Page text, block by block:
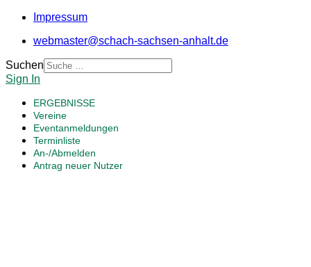
Impressum
webmaster@schach-sachsen-anhalt.de
Suchen
Sign In
ERGEBNISSE
Vereine
Eventanmeldungen
Terminliste
An-/Abmelden
Antrag neuer Nutzer